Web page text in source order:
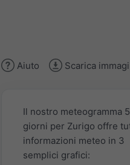
Aiuto Scarica
Il nostro meteogramma
giorni per Zurigo offre
informazioni meteo in 3
semplici grafici: